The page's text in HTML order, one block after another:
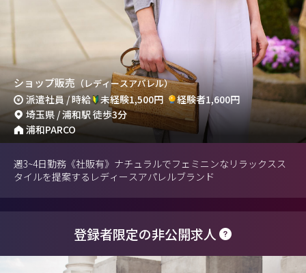
ショップ販売 （レディースアパレル）
派遣社員 / 時給 未経験1,500円
経験者1,600円
埼玉県 / 浦和駅 徒歩3分
浦和PARCO
週3~4日勤務《社販有》ナチュラルでフェミニンなリラックスス
タイルを提案するレディースアパレルブランド
登録者限定の非公開求人